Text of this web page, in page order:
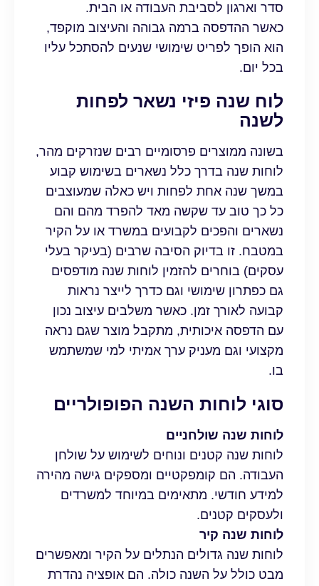
סדר וארגון לסביבת העבודה או הבית.
כאשר ההדפסה ברמה גבוהה והעיצוב מוקפד,
הוא הופך לפריט שימושי שנעים להסתכל עליו
בכל יום.
לוח שנה פיזי נשאר לפחות
לשנה
בשונה ממוצרים פרסומיים רבים שנזרקים מהר,
לוחות שנה בדרך כלל נשארים בשימוש קבוע
במשך שנה אחת לפחות ויש כאלה שמעוצבים
כל כך טוב עד שקשה מאד להפרד מהם והם
נשארים והפכים לקבועים במשרד או על הקיר
במטבח. זו בדיוק הסיבה שרבים (בעיקר בעלי
עסקים) בוחרים להזמין לוחות שנה מודפסים
גם כפתרון שימושי וגם כדרך לייצר נראות
קבועה לאורך זמן. כאשר משלבים עיצוב נכון
עם הדפסה איכותית, מתקבל מוצר שגם נראה
מקצועי וגם מעניק ערך אמיתי למי שמשתמש
בו.
סוגי לוחות השנה הפופולריים
לוחות שנה שולחניים
לוחות שנה קטנים ונוחים לשימוש על שולחן
העבודה. הם קומפקטיים ומספקים גישה מהירה
למידע חודשי. מתאימים במיוחד למשרדים
ולעסקים קטנים.
לוחות שנה קיר
לוחות שנה גדולים הנתלים על הקיר ומאפשרים
מבט כולל על השנה כולה. הם אופציה נהדרת